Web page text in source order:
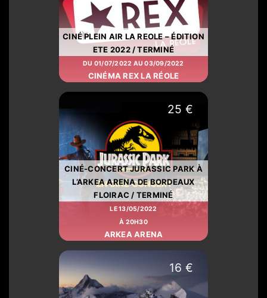
CINÉ PLEIN AIR LA REOLE – ÉDITION
ETE 2022 / TERMINÉ
DU 01/07/2022 AU 03/09/2022
CINÉMA REX LA RÉOLE
25 €
CINÉ-CONCERT JURASSIC PARK À
L’ARKEA ARENA DE BORDEAUX
FLOIRAC / TERMINÉ
LE 13/05/2022
À 20H30
ARKEA ARENA
16 €